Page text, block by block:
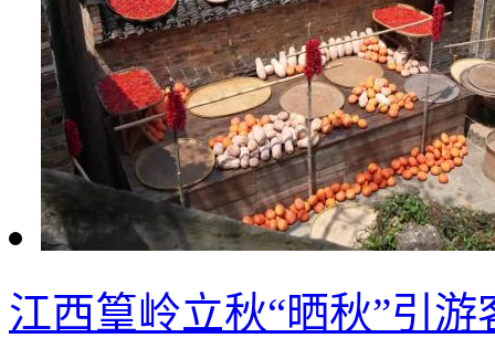
江西篁岭立秋“晒秋”引游